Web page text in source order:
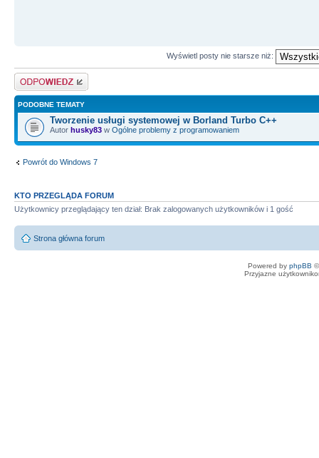
Wyświetl posty nie starsze niż:
Odpowiedz
PODOBNE TEMATY
Tworzenie usługi systemowej w Borland Turbo C++
Autor husky83 w Ogólne problemy z programowaniem
Powrót do Windows 7
KTO PRZEGLĄDA FORUM
Użytkownicy przeglądający ten dział: Brak zalogowanych użytkowników i 1 gość
Strona główna forum
Powered by phpBB
Przyjazne